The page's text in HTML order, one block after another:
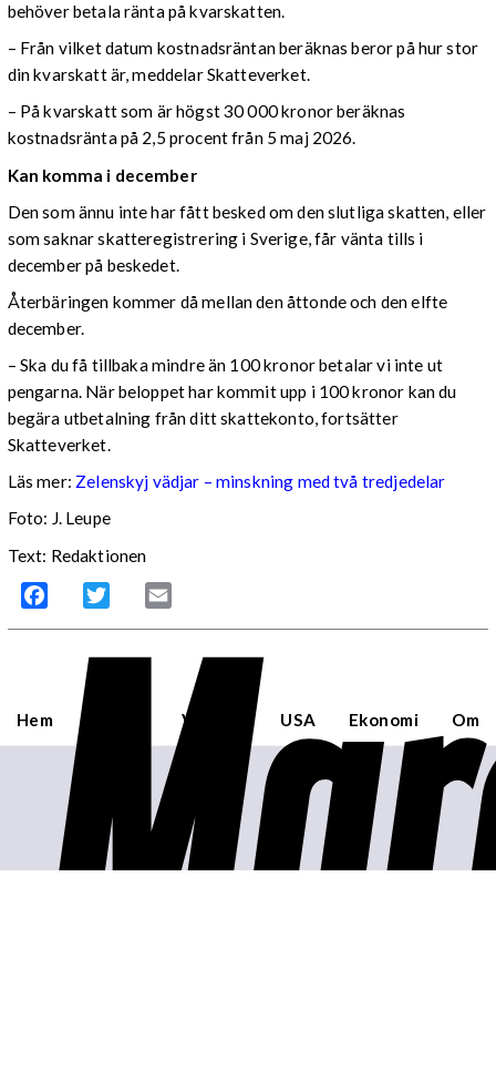
behöver betala ränta på kvarskatten.
– Från vilket datum kostnadsräntan beräknas beror på hur stor
din kvarskatt är, meddelar Skatteverket.
– På kvarskatt som är högst 30 000 kronor beräknas
kostnadsränta på 2,5 procent från 5 maj 2026.
Kan komma i december
Den som ännu inte har fått besked om den slutliga skatten, eller
som saknar skatteregistrering i Sverige, får vänta tills i
december på beskedet.
Återbäringen kommer då mellan den åttonde och den elfte
december.
– Ska du få tillbaka mindre än 100 kronor betalar vi inte ut
pengarna. När beloppet har kommit upp i 100 kronor kan du
begära utbetalning från ditt skattekonto, fortsätter
Skatteverket.
Läs mer: Zelenskyj vädjar – minskning med två tredjedelar
Foto: J. Leupe
Text: Redaktionen
Facebook Twitter
Hem Världen USA Ekonomi Om